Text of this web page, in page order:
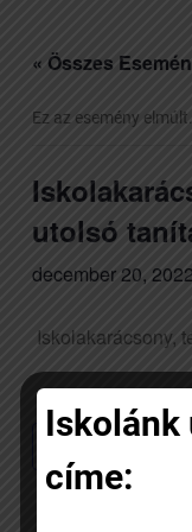
« Összes
Ez az esemény elmúlt.
utolsó
december 20, 2022
Iskolakarácsony,
Add to
Iskolánk
címe: